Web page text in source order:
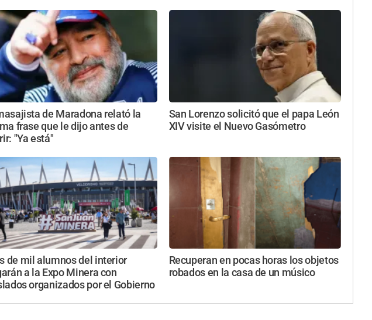
de Maradona relató la
frase que le dijo antes de
"Ya está"
San Lorenzo solicitó que el papa León
XIV visite el Nuevo Gasómetro
de mil alumnos del interior
a la Expo Minera con
organizados por el Gobierno
Recuperan en pocas horas los objetos
robados en la casa de un músico